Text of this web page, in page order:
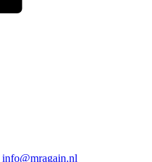
info@mragain.nl